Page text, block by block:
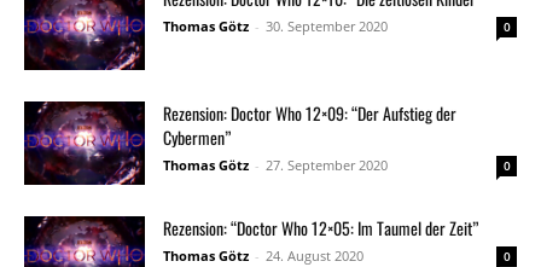
Thomas Götz - 30. September 2020 0
Rezension: Doctor Who 12×09: “Der Aufstieg der
Cybermen”
Thomas Götz - 27. September 2020 0
Rezension: “Doctor Who 12×05: Im Taumel der Zeit”
Thomas Götz - 24. August 2020 0